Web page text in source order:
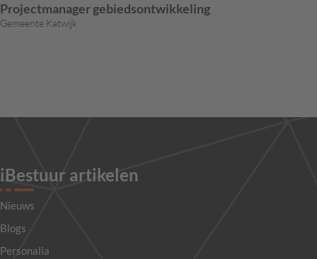
Projectmanager gebiedsontwikkeling
Gemeente Katwijk
iBestuur artikelen
Nieuws
Blogs
Personalia